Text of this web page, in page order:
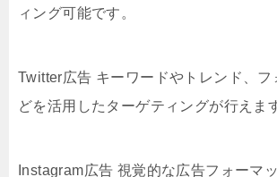
ィング可能です。
Twitter広告 キーワードやトレンド、フ
どを活用したターゲティングが行えま
Instagram広告 視覚的な広告フォーマ